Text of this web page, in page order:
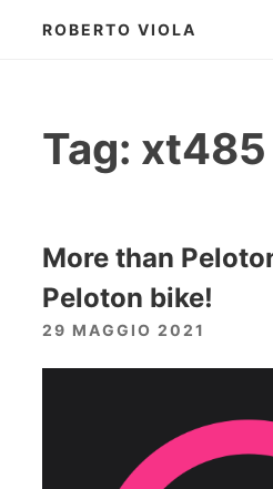
ROBERTO VIOLA
Tag: xt485
More than
Peloton bike!
29 MAGGIO 2021